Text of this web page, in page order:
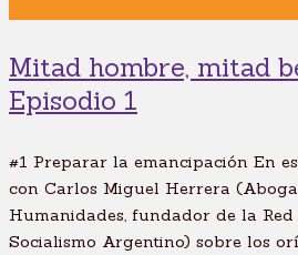
Mitad hombre, mitad
Episodio 1
#1 Preparar la emancipación En
con Carlos Miguel Herrera
Humanidades, fundador de la
Socialismo Argentino) sobre los